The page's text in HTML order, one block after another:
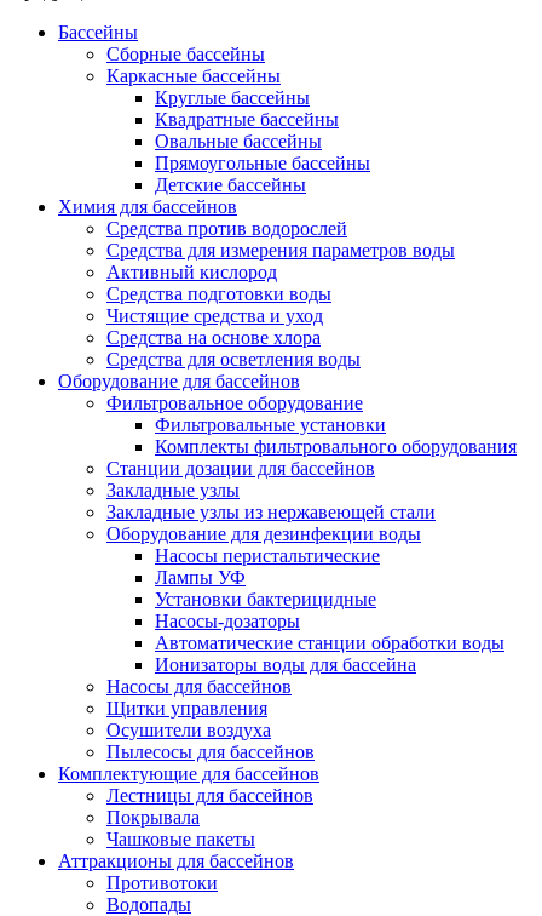
Бассейны
Сборные бассейны
Каркасные бассейны
Круглые бассейны
Квадратные бассейны
Овальные бассейны
Прямоугольные бассейны
Детские бассейны
Химия для бассейнов
Средства против водорослей
Средства для измерения параметров воды
Активный кислород
Средства подготовки воды
Чистящие средства и уход
Средства на основе хлора
Средства для осветления воды
Оборудование для бассейнов
Фильтровальное оборудование
Фильтровальные установки
Комплекты фильтровального оборудования
Станции дозации для бассейнов
Закладные узлы
Закладные узлы из нержавеющей стали
Оборудование для дезинфекции воды
Насосы перистальтические
Лампы УФ
Установки бактерицидные
Насосы-дозаторы
Автоматические станции обработки воды
Ионизаторы воды для бассейна
Насосы для бассейнов
Щитки управления
Осушители воздуха
Пылесосы для бассейнов
Комплектующие для бассейнов
Лестницы для бассейнов
Покрывала
Чашковые пакеты
Аттракционы для бассейнов
Противотоки
Водопады